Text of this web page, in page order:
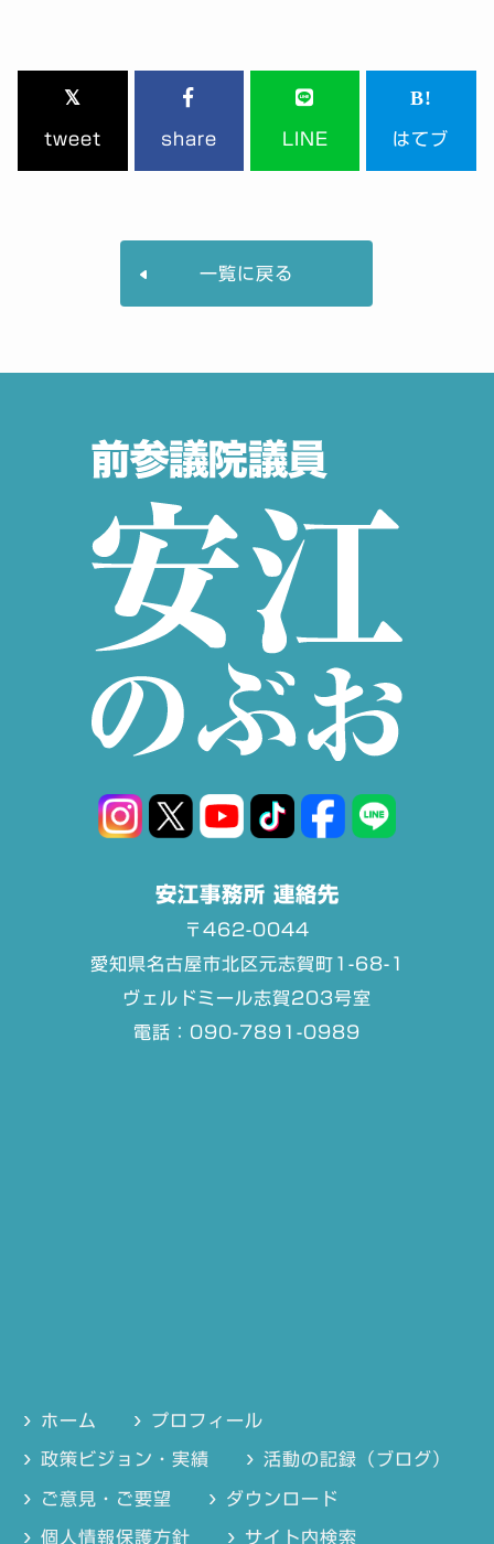
tweet share LINE はてブ
一覧に戻る
安江事務所 連絡先
〒462-0044
愛知県名古屋市北区元志賀町1-68-1
ヴェルドミール志賀203号室
電話：090-7891-0989
ホーム プロフィール
政策ビジョン・実績 活動の記録（ブログ）
ご意見・ご要望 ダウンロード
個人情報保護方針 サイト内検索